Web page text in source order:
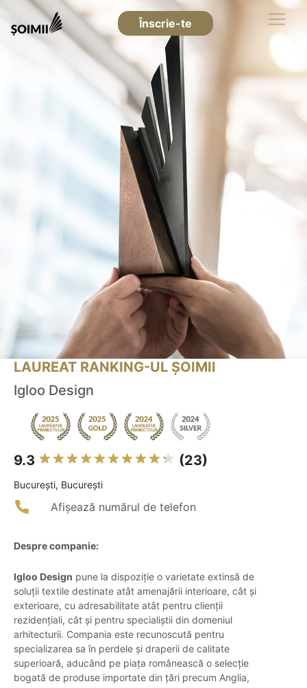
Înscrie-te
LAUREAT RANKING-UL ȘOIMII
Igloo Design
9.3 (23)
Bucureşti, București
Afișează numărul de telefon
Despre companie:
Igloo Design pune la dispoziție o varietate extinsă de
soluții textile destinate atât amenajării interioare, cât și
exterioare, cu adresabilitate atât pentru clienții
rezidențiali, cât și pentru specialiștii din domeniul
arhitecturii. Compania este recunoscută pentru
specializarea sa în perdele și draperii de calitate
superioară, aducând pe piața românească o selecție
bogată de produse importate din țări precum Anglia,